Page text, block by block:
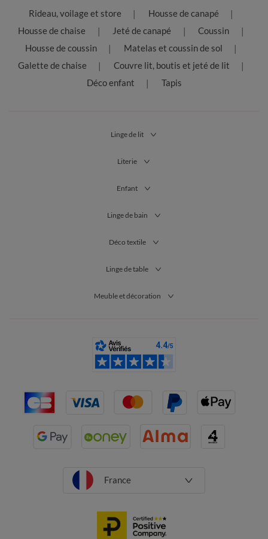
Rideau, voilage et store
Housse de canapé
Housse de chaise
Jeté de canapé
Coussin
Housse de coussin
Matelas et coussin de sol
Galette de chaise
Couvre lit, boutis et jeté de lit
Déco enfant
Tapis
Linge de lit
Literie
Enfant
Linge de bain
Déco textile
Linge de table
Meuble et décoration
France